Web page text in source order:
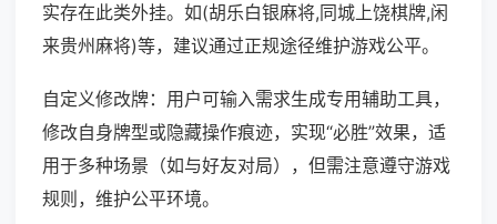
实存在此类外挂。如(胡乐白银麻将,同城上饶棋牌,闲
来贵州麻将)等，建议通过正规途径维护游戏公平。
自定义修改牌：用户可输入需求生成专用辅助工具，
修改自身牌型或隐藏操作痕迹，实现“必胜”效果，适
用于多种场景（如与好友对局），但需注意遵守游戏
规则，维护公平环境。